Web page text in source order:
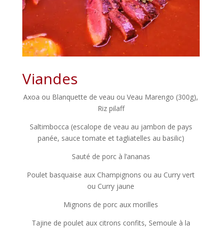
Viandes
Axoa ou Blanquette de veau ou Veau Marengo (300g),
Riz pilaff
Saltimbocca (escalope de veau au jambon de pays
panée, sauce tomate et tagliatelles au basilic)
Sauté de porc à l’ananas
Poulet basquaise aux Champignons ou au Curry vert
ou Curry jaune
Mignons de porc aux morilles
Tajine de poulet aux citrons confits, Semoule à la